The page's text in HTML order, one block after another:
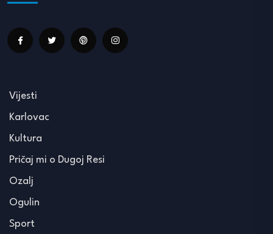
Vijesti
Karlovac
Kultura
Pričaj mi o Dugoj Resi
Ozalj
Ogulin
Sport